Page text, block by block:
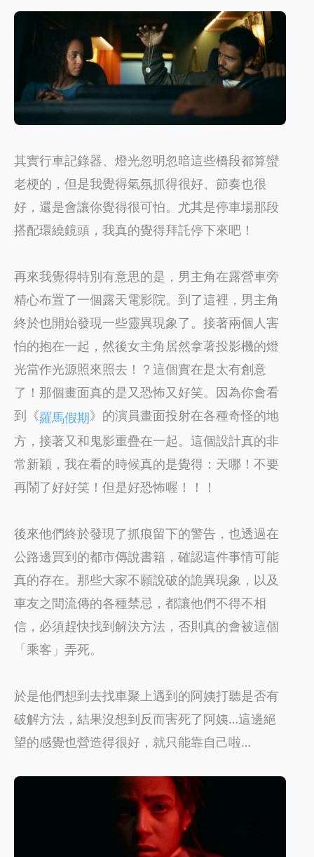
其實行車記錄器、燈光忽明忽暗這些橋段都算蠻
老梗的，但是我覺得氣氛抓得很好、節奏也很
好，還是會讓你覺得很可怕。尤其是停車場那段
搭配環繞鏡頭，我真的覺得拜託停下來吧！
再來我覺得特別有意思的是，男主角在露營車旁
精心布置了一個露天電影院。到了這裡，男主角
終於也開始發現一些靈異現象了。接著兩個人害
怕的抱在一起，然後女主角居然拿著投影機的燈
光當作光源照來照去！？這個實在是太有創意
了！那個畫面真的是又恐怖又好笑。因為你會看
到《羅馬假期》的演員畫面投射在各種奇怪的地
方，接著又和鬼影重疊在一起。這個設計真的非
常新穎，我在看的時候真的是覺得：天哪！不要
再鬧了好好笑！但是好恐怖喔！！！
後來他們終於發現了抓痕留下的警告，也透過在
公路邊買到的都市傳說書籍，確認這件事情可能
真的存在。那些大家不願說破的詭異現象，以及
車友之間流傳的各種禁忌，都讓他們不得不相
信，必須趕快找到解決方法，否則真的會被這個
「乘客」弄死。
於是他們想到去找車聚上遇到的阿姨打聽是否有
破解方法，結果沒想到反而害死了阿姨…這邊絕
望的感覺也營造得很好，就只能靠自己啦…